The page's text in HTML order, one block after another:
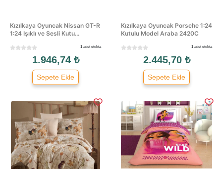
Kızılkaya Oyuncak Nissan GT-R
1:24 Işıklı ve Sesli Kutu...
1 adet stokta
1.946,74 ₺
Sepete Ekle
Kızılkaya Oyuncak Porsche 1:24
Kutulu Model Araba 2420C
1 adet stokta
2.445,70 ₺
Sepete Ekle